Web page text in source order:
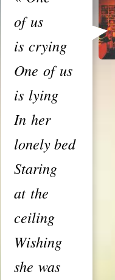
of us
is crying
One of us
is lying
In her
lonely bed
Staring
at the
ceiling
Wishing
she was